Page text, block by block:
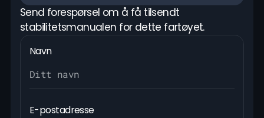
Send forespørsel om å få tilsendt
stabilitetsmanualen for dette fartøyet.
Navn
E-postadresse